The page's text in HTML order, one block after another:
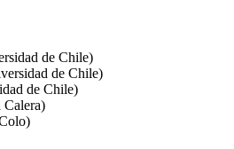
de Chile)
de Chile)
de Chile)
Calera)